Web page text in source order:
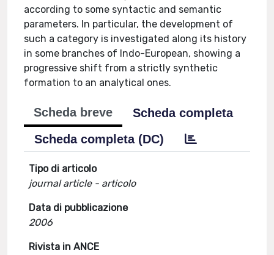
according to some syntactic and semantic
parameters. In particular, the development of
such a category is investigated along its history
in some branches of Indo-European, showing a
progressive shift from a strictly synthetic
formation to an analytical ones.
Scheda breve
Scheda completa
Scheda completa (DC)
Tipo di articolo
journal article - articolo
Data di pubblicazione
2006
Rivista in ANCE